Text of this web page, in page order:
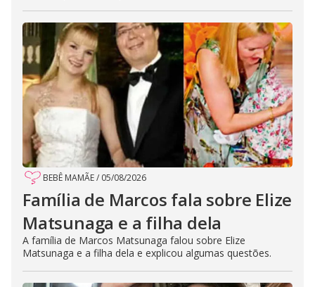
BEBÊ MAMÃE/ 05/08/2026
Família de Marcos fala sobre Elize
Matsunaga e a filha dela
A família de Marcos Matsunaga falou sobre Elize
Matsunaga e a filha dela e explicou algumas questões.